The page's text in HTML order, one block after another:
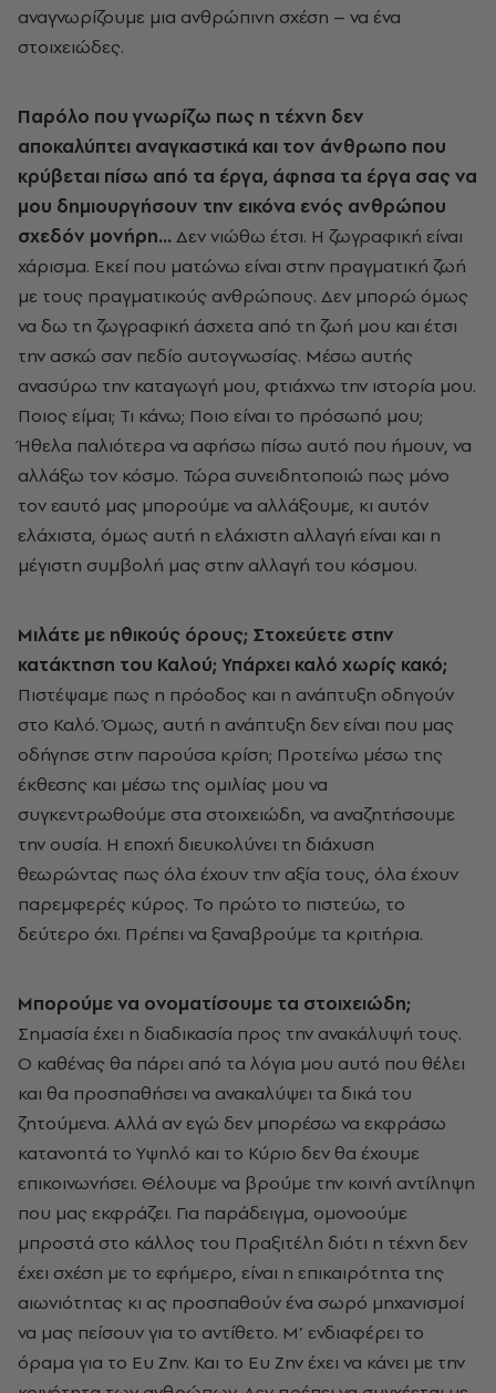
αναγνωρίζουμε μια ανθρώπινη σχέση – να ένα
στοιχειώδες.
Παρόλο που γνωρίζω πως η τέχνη δεν
αποκαλύπτει αναγκαστικά και τον άνθρωπο που
κρύβεται πίσω από τα έργα, άφησα τα έργα σας να
μου δημιουργήσουν την εικόνα ενός ανθρώπου
σχεδόν μονήρη… Δεν νιώθω έτσι. Η ζωγραφική είναι
χάρισμα. Εκεί που ματώνω είναι στην πραγματική ζωή
με τους πραγματικούς ανθρώπους. Δεν μπορώ όμως
να δω τη ζωγραφική άσχετα από τη ζωή μου και έτσι
την ασκώ σαν πεδίο αυτογνωσίας. Μέσω αυτής
ανασύρω την καταγωγή μου, φτιάχνω την ιστορία μου.
Ποιος είμαι; Τι κάνω; Ποιο είναι το πρόσωπό μου;
Ήθελα παλιότερα να αφήσω πίσω αυτό που ήμουν, να
αλλάξω τον κόσμο. Τώρα συνειδητοποιώ πως μόνο
τον εαυτό μας μπορούμε να αλλάξουμε, κι αυτόν
ελάχιστα, όμως αυτή η ελάχιστη αλλαγή είναι και η
μέγιστη συμβολή μας στην αλλαγή του κόσμου.
Μιλάτε με ηθικούς όρους; Στοχεύετε στην
κατάκτηση του Καλού; Υπάρχει καλό χωρίς κακό;
Πιστέψαμε πως η πρόοδος και η ανάπτυξη οδηγούν
στο Καλό. Όμως, αυτή η ανάπτυξη δεν είναι που μας
οδήγησε στην παρούσα κρίση; Προτείνω μέσω της
έκθεσης και μέσω της ομιλίας μου να
συγκεντρωθούμε στα στοιχειώδη, να αναζητήσουμε
την ουσία. Η εποχή διευκολύνει τη διάχυση
θεωρώντας πως όλα έχουν την αξία τους, όλα έχουν
παρεμφερές κύρος. Το πρώτο το πιστεύω, το
δεύτερο όχι. Πρέπει να ξαναβρούμε τα κριτήρια.
Μπορούμε να ονοματίσουμε τα στοιχειώδη;
Σημασία έχει η διαδικασία προς την ανακάλυψή τους.
Ο καθένας θα πάρει από τα λόγια μου αυτό που θέλει
και θα προσπαθήσει να ανακαλύψει τα δικά του
ζητούμενα. Αλλά αν εγώ δεν μπορέσω να εκφράσω
κατανοητά το Υψηλό και το Κύριο δεν θα έχουμε
επικοινωνήσει. Θέλουμε να βρούμε την κοινή αντίληψη
που μας εκφράζει. Για παράδειγμα, ομονοούμε
μπροστά στο κάλλος του Πραξιτέλη διότι η τέχνη δεν
έχει σχέση με το εφήμερο, είναι η επικαιρότητα της
αιωνιότητας κι ας προσπαθούν ένα σωρό μηχανισμοί
να μας πείσουν για το αντίθετο. Μ’ ενδιαφέρει το
όραμα για το Ευ Ζην. Και το Ευ Ζην έχει να κάνει με την